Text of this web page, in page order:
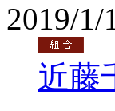
2019/1/
近藤